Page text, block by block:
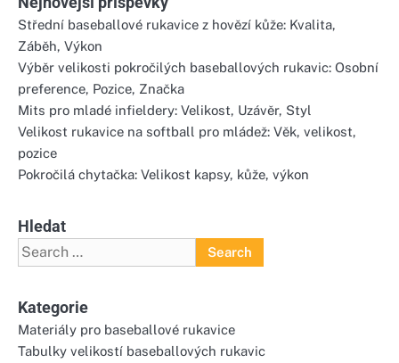
Střední baseballové rukavice z hovězí kůže: Kvalita,
Záběh, Výkon
Výběr velikosti pokročilých baseballových rukavic: Osobní
preference, Pozice, Značka
Mits pro mladé infieldery: Velikost, Uzávěr, Styl
Velikost rukavice na softball pro mládež: Věk, velikost,
pozice
Pokročilá chytačka: Velikost kapsy, kůže, výkon
Hledat
Search
for:
Kategorie
Materiály pro baseballové rukavice
Tabulky velikostí baseballových rukavic